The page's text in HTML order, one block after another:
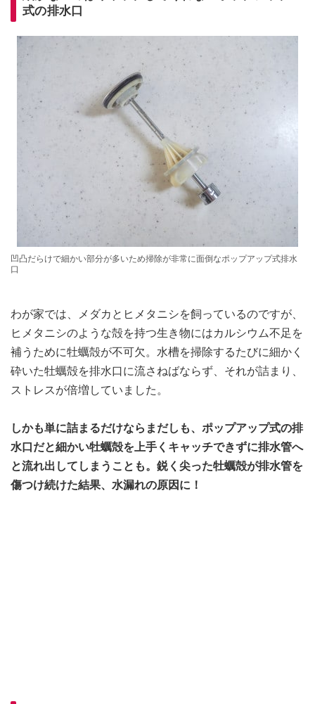
式の排水口
凹凸だらけで細かい部分が多いため掃除が非常に面倒なポップアップ式排水
口
わが家では、メダカとヒメタニシを飼っているのですが、
ヒメタニシのような殻を持つ生き物にはカルシウム不足を
補うために牡蠣殻が不可欠。水槽を掃除するたびに細かく
砕いた牡蠣殻を排水口に流さねばならず、それが詰まり、
ストレスが倍増していました。
しかも単に詰まるだけならまだしも、ポップアップ式の排
水口だと細かい牡蠣殻を上手くキャッチできずに排水管へ
と流れ出してしまうことも。鋭く尖った牡蠣殻が排水管を
傷つけ続けた結果、水漏れの原因に！